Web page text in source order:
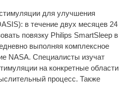
для улучшения
в течение двух месяцев 24
повязку Philips SmartSleep в
выполняя комплексное
NASA. Специалисты изучат
на конкретные области
процесс. Также